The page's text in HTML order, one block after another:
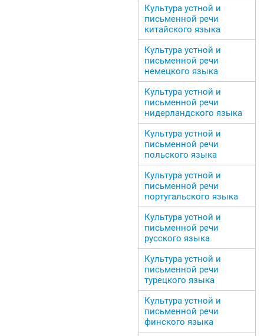
Культура устной и
письменной речи
китайского языка
Культура устной и
письменной речи
немецкого языка
Культура устной и
письменной речи
нидерландского языка
Культура устной и
письменной речи
польского языка
Культура устной и
письменной речи
португальского языка
Культура устной и
письменной речи
русского языка
Культура устной и
письменной речи
турецкого языка
Культура устной и
письменной речи
финского языка